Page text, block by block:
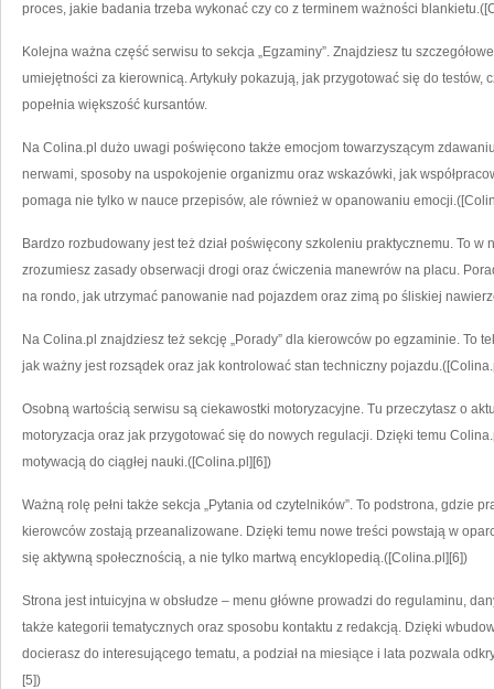
proces, jakie badania trzeba wykonać czy co z terminem ważności
Kolejna ważna część serwisu to sekcja „Egzaminy”. Znajdziesz tu
umiejętności za kierownicą. Artykuły pokazują, jak przygotować się do testów,
popełnia większość kursantów.
Na Colina.pl dużo uwagi poświęcono także emocjom towarzyszącym
nerwami, sposoby na uspokojenie organizmu oraz wskazówki, jak
pomaga nie tylko w nauce przepisów, ale również w opanowaniu
Bardzo rozbudowany jest też dział poświęcony szkoleniu praktycznemu. To
zrozumiesz zasady obserwacji drogi oraz ćwiczenia manewrów na placu.
na rondo, jak utrzymać panowanie nad pojazdem oraz zimą po śliskiej
Na Colina.pl znajdziesz też sekcję „Porady” dla kierowców po egzaminie. To
jak ważny jest rozsądek oraz jak kontrolować stan techniczny
Osobną wartością serwisu są ciekawostki motoryzacyjne. Tu przeczytasz o
motoryzacja oraz jak przygotować się do nowych regulacji. Dzięki temu
motywacją do ciągłej nauki.([Colina.pl][6])
Ważną rolę pełni także sekcja „Pytania od czytelników”. To podstrona, gdzie
kierowców zostają przeanalizowane. Dzięki temu nowe treści powstają w
się aktywną społecznością, a nie tylko martwą encyklopedią.([Colina.pl][6])
Strona jest intuicyjna w obsłudze – menu główne prowadzi do regulaminu,
także kategorii tematycznych oraz sposobu kontaktu z redakcją. Dzięki
docierasz do interesującego tematu, a podział na miesiące i lata pozwala
[5])